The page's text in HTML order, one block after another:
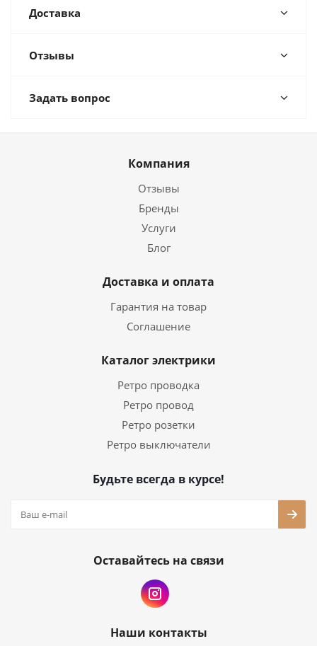
Доставка
Отзывы
Задать вопрос
Компания
Отзывы
Бренды
Услуги
Блог
Доставка и оплата
Гарантия на товар
Соглашение
Каталог электрики
Ретро проводка
Ретро провод
Ретро розетки
Ретро выключатели
Будьте всегда в курсе!
Оставайтесь на связи
Наши контакты